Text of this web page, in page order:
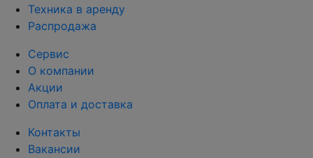
Техника в аренду
Распродажа
Сервис
О компании
Акции
Оплата и доставка
Контакты
Вакансии